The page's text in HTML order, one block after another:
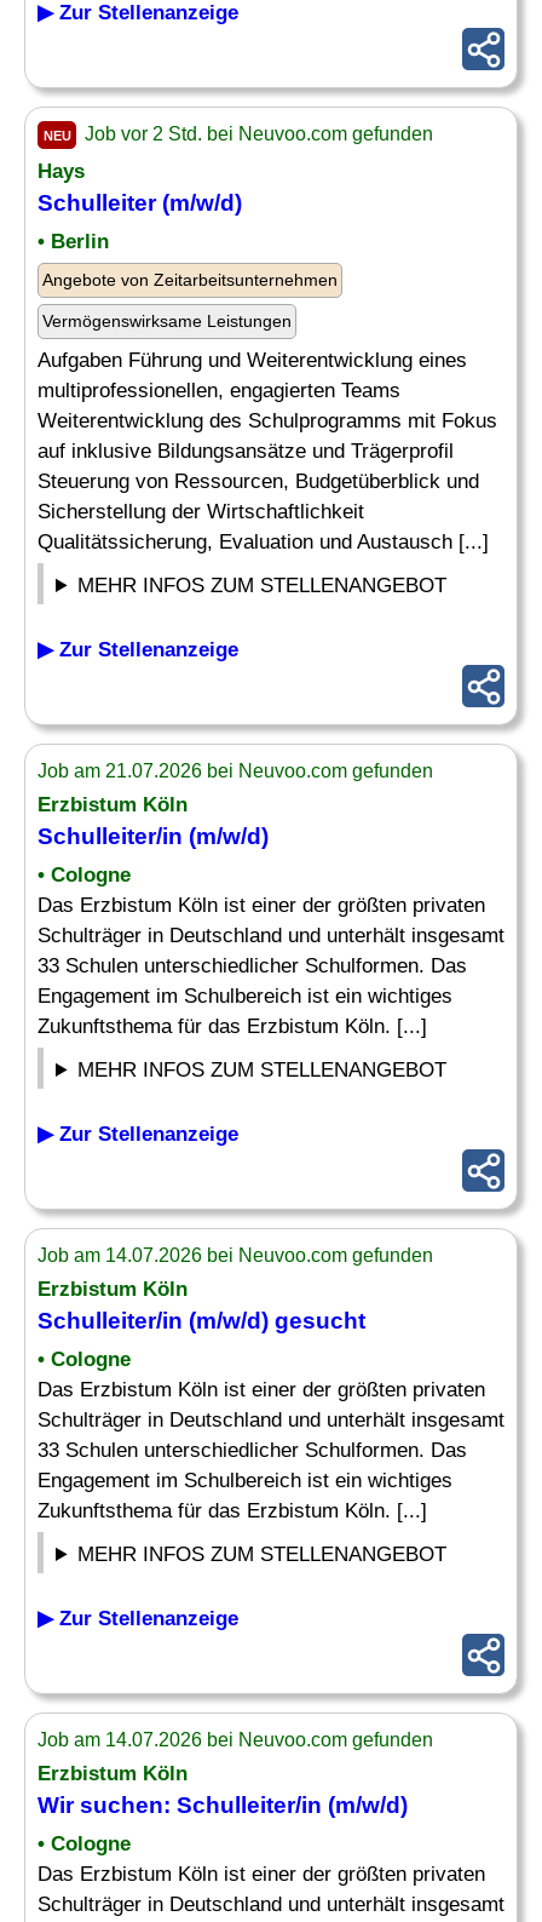
▶ Zur Stellenanzeige
NEU Job vor 2 Std. bei Neuvoo.com gefunden
Hays
Schulleiter(m/w/d)
• Berlin
Angebote von Zeitarbeitsunternehmen
Vermögenswirksame Leistungen
Aufgaben Führung und Weiterentwicklung eines
multiprofessionellen, engagierten Teams
Weiterentwicklung des Schulprogramms mit Fokus
auf inklusive Bildungsansätze und Trägerprofil
Steuerung von Ressourcen, Budgetüberblick und
Sicherstellung der Wirtschaftlichkeit
Qualitätssicherung, Evaluation und Austausch [...]
MEHR INFOS ZUM STELLENANGEBOT
▶ Zur Stellenanzeige
Job am 21.07.2026 bei Neuvoo.com gefunden
Erzbistum Köln
Schulleiter/in (m/w/d)
• Cologne
Das Erzbistum Köln ist einer der größten privaten
Schulträger in Deutschland und unterhält insgesamt
33 Schulen unterschiedlicher Schulformen. Das
Engagement im Schulbereich ist ein wichtiges
Zukunftsthema für das Erzbistum Köln. [...]
MEHR INFOS ZUM STELLENANGEBOT
▶ Zur Stellenanzeige
Job am 14.07.2026 bei Neuvoo.com gefunden
Erzbistum Köln
Schulleiter/in (m/w/d) gesucht
• Cologne
Das Erzbistum Köln ist einer der größten privaten
Schulträger in Deutschland und unterhält insgesamt
33 Schulen unterschiedlicher Schulformen. Das
Engagement im Schulbereich ist ein wichtiges
Zukunftsthema für das Erzbistum Köln. [...]
MEHR INFOS ZUM STELLENANGEBOT
▶ Zur Stellenanzeige
Job am 14.07.2026 bei Neuvoo.com gefunden
Erzbistum Köln
Wir suchen: Schulleiter/in (m/w/d)
• Cologne
Das Erzbistum Köln ist einer der größten privaten
Schulträger in Deutschland und unterhält insgesamt